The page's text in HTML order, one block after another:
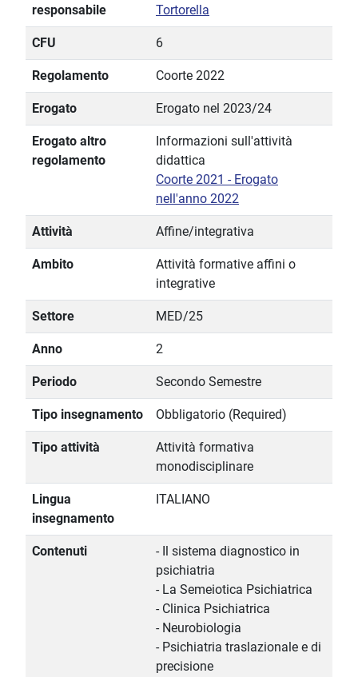
responsabile
Tortorella
CFU 6
Regolamento Coorte 2022
Erogato Erogato nel 2023/24
Erogato altro
regolamento
Informazioni sull'attività
didattica
Coorte 2021 - Erogato
nell'anno 2022
Attività Affine/integrativa
Ambito
Attività formative affini o
integrative
Settore MED/25
Anno 2
Periodo Secondo Semestre
Tipo insegnamento Obbligatorio (Required)
Tipo attività
Attività formativa
monodisciplinare
Lingua
insegnamento
ITALIANO
Contenuti
- Il sistema diagnostico in
psichiatria
- La Semeiotica Psichiatrica
- Clinica Psichiatrica
- Neurobiologia
- Psichiatria traslazionale e di
precisione